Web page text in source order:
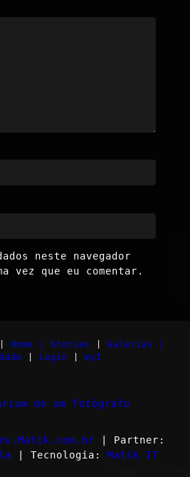
neste navegador
vez que eu comentar.
Home | Stories
Galerias |
Login myI
de um fotógrafo
| Partner:
| Tecnologia: Matik IT